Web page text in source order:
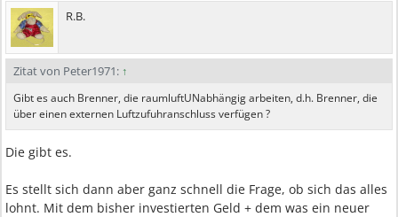
R.B.
Zitat von Peter1971: ↑
Gibt es auch Brenner, die raumluftUNabhängig arbeiten, d.h. Brenner, die
über einen externen Luftzufuhranschluss verfügen ?
Die gibt es.
Es stellt sich dann aber ganz schnell die Frage, ob sich das alles
lohnt. Mit dem bisher investierten Geld + dem was ein neuer